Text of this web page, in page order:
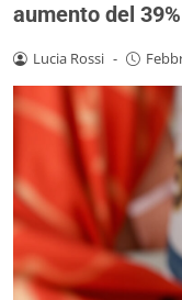
aumento del
Lucia Rossi -